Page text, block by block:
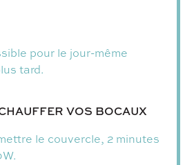
pour le jour-même
tard.
VOS BOCAUX
le couvercle, 2 minutes